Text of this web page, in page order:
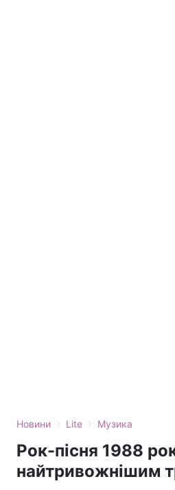
Новини › Lite › Музика
Рок-пісня 1988
найтривожнішим